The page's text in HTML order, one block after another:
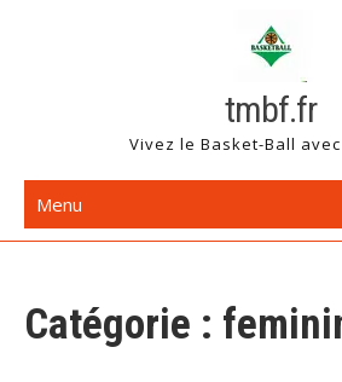
tmbf.fr
Vivez le Basket-Ball
Menu
Catégorie :